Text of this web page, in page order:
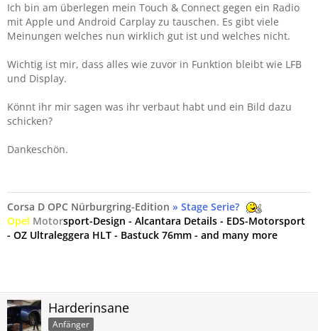
Ich bin am überlegen mein Touch & Connect gegen ein Radio
mit Apple und Android Carplay zu tauschen. Es gibt viele
Meinungen welches nun wirklich gut ist und welches nicht.
Wichtig ist mir, dass alles wie zuvor in Funktion bleibt wie LFB
und Display.
Könnt ihr mir sagen was ihr verbaut habt und ein Bild dazu
schicken?
Dankeschön.
Corsa D OPC Nürburgring-Edition » Stage Serie?
Opel Motorsport-Design - Alcantara Details - EDS-Motorsport
- OZ Ultraleggera HLT - Bastuck 76mm - and many more
Harderinsane
Anfänger